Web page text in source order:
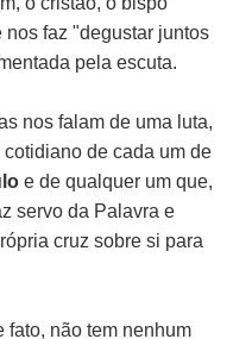
faz "degustar juntos
pela escuta.
nos falam de uma luta,
de cada um de
e de qualquer um que,
servo da Palavra e
cruz sobre si para
fato, não tem nenhum